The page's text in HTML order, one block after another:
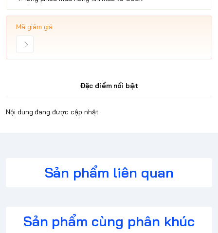
Mã giảm giá
Đặc điểm nổi bật
Nội dung đang được cập nhật
Sản phẩm liên quan
Sản phẩm cùng phân khúc